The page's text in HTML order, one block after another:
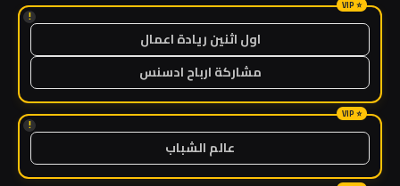
!
اول اثنين ريادة اعمال
مشاركة ارباح ادسنس
!
عالم الشباب